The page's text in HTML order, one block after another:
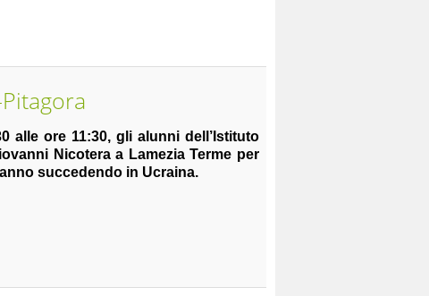
alle ore 11:30, gli alunni dell’Istituto
Nicotera a Lamezia Terme per
succedendo in Ucraina.